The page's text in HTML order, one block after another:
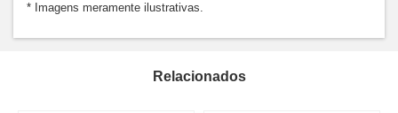
* Imagens meramente ilustrativas.
Relacionados